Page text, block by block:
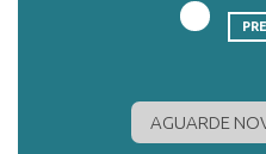
AGUARDE